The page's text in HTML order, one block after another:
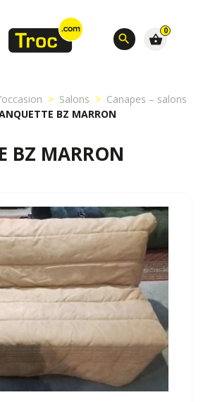
search
0
shopping_basket
Salons
Canapes – salons
BZ MARRON
BZ MARRON